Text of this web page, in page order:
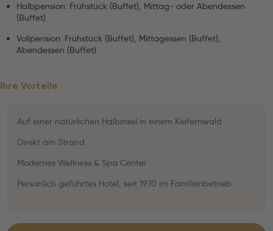
Halbpension: Frühstück (Buffet), Mittag- oder Abendessen
(Buffet)
Vollpension: Frühstück (Buffet), Mittagessen (Buffet),
Abendessen (Buffet)
Ihre Vorteile
Auf einer natürlichen Halbinsel in einem Kiefernwald
Direkt am Strand
Modernes Wellness & Spa Center
Persönlich geführtes Hotel, seit 1970 im Familienbetrieb